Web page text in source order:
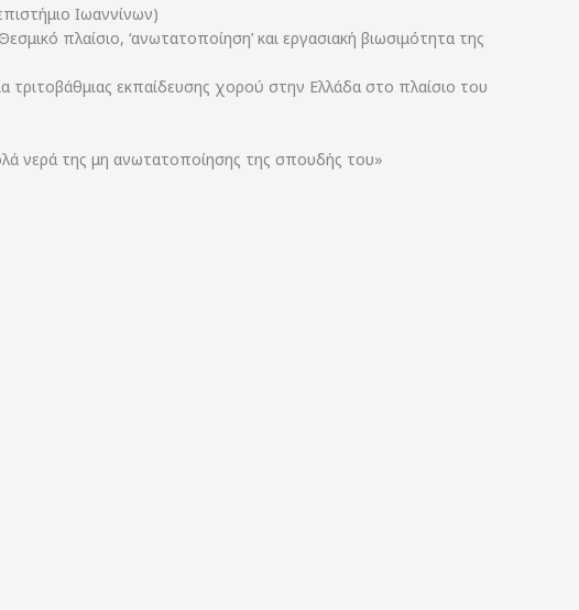
Ιωαννίνων)
πλαίσιο, ‘ανωτατοποίηση’ και εργασιακή βιωσιμότητα της
εκπαίδευσης χορού στην Ελλάδα στο πλαίσιο του
νερά της μη ανωτατοποίησης της σπουδής του»